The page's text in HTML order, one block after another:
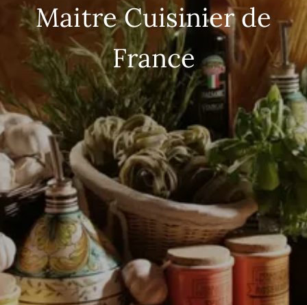
Maitre Cuisinier de
France